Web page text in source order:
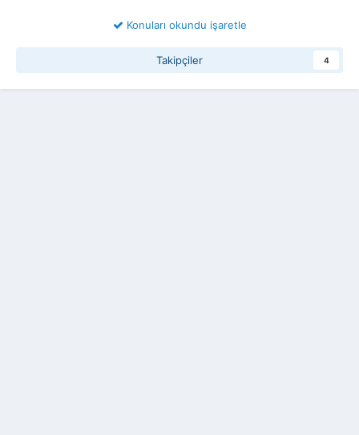
Konuları okundu işaretle
Takipçiler 4